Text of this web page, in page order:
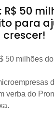
50
para
50 milhões
verba do